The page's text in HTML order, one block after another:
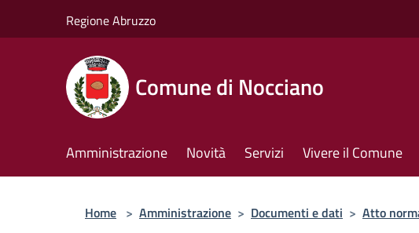
Regione Abruzzo
Comune di Nocciano
Amministrazione Novità Servizi Vivere il Comune
Home > Amministrazione > Documenti e dati > Atto